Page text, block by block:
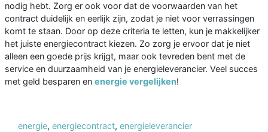
nodig hebt. Zorg er ook voor dat de voorwaarden van het
contract duidelijk en eerlijk zijn, zodat je niet voor verrassingen
komt te staan. Door op deze criteria te letten, kun je makkelijker
het juiste energiecontract kiezen. Zo zorg je ervoor dat je niet
alleen een goede prijs krijgt, maar ook tevreden bent met de
service en duurzaamheid van je energieleverancier. Veel succes
met geld besparen en energie vergelijken!
energie, energiecontract, energieleverancier